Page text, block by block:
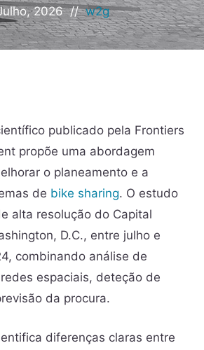
2026 // w2g
publicado pela Frontiers
propõe uma abordagem
o planeamento e a
de bike sharing. O estudo
alta resolução do Capital
D.C., entre julho e
combinando análise de
espaciais, deteção de
da procura.
diferenças claras entre